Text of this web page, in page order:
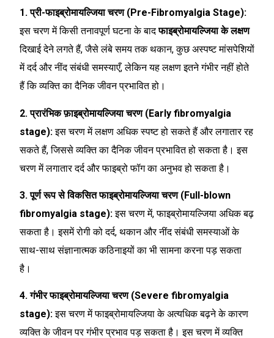
1. प्री-फाइब्रोमायल्जिया चरण (Pre-Fibromyalgia Stage):
इस चरण में किसी तनावपूर्ण घटना के बादफाइब्रोमायल्जिया के लक्षण
दिखाई देने लगते हैं, जैसे लंबे समय तक थकान, कुछ अस्पष्ट मांसपेशियों
में दर्द और नींद संबंधी समस्याएँ, लेकिन यह लक्षण इतने गंभीर नहीं होते
हैं कि व्यक्ति का दैनिक जीवन प्रभावित हो।
2. प्रारंभिक फ़ाइब्रोमायल्जिया चरण (Early fibromyalgia
stage):इस चरण में लक्षण अधिक स्पष्ट हो सकते हैं और लगातार रह
सकते हैं, जिससे व्यक्ति का दैनिक जीवन प्रभावित हो सकता है। इस
चरण में लगातार दर्द और फाइब्रो फॉग का अनुभव हो सकता है।
3. पूर्ण रूप से विकसित फाइब्रोमायल्जिया चरण (Full-blown
fibromyalgia stage):इस चरण में, फाइब्रोमायल्जिया अधिक बढ़
सकता है। इसमें रोगी को दर्द, थकान और नींद संबंधी समस्याओं के
साथ-साथ संज्ञानात्मक कठिनाइयों का भी सामना करना पड़ सकता
है।
4. गंभीर फाइब्रोमायल्जिया चरण (Severe fibromyalgia
stage):इस चरण में फाइब्रोमायल्जिया के अत्यधिक बढ़ने के कारण
व्यक्ति के जीवन पर गंभीर प्रभाव पड़ सकता है। इस चरण में व्यक्ति